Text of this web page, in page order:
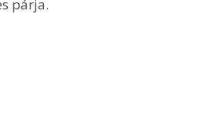
párja.